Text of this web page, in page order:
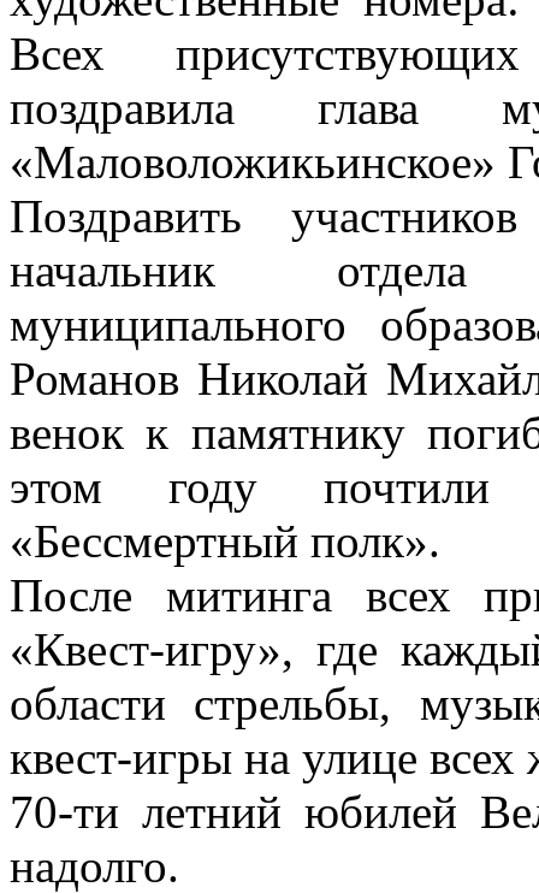
Всех
поздравила глава
«Маловоложикьинское»
Поздравить
начальник отдела
муниципального
Романов Николай
венок к памятнику
этом году почтили
«Бессмертный полк».
После митинга всех
«Квест-игру», где
области стрельбы,
квест-игры на улице
70-ти летний юбилей
надолго.